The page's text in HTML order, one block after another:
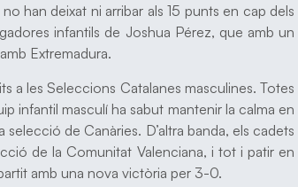
han deixat ni arribar als 15 punts en cap dels
infantils de Joshua Pérez, que amb un
Extremadura.
a les Seleccions Catalanes masculines. Totes
infantil masculí ha sabut mantenir la calma en
de Canàries. D’altra banda, els cadets
de la Comunitat Valenciana, i tot i patir en
amb una nova victòria per 3-0.